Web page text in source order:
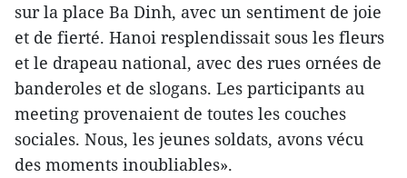
sur la place Ba Dinh, avec un sentiment de joie
et de fierté. Hanoi resplendissait sous les fleurs
et le drapeau national, avec des rues ornées de
banderoles et de slogans. Les participants au
meeting provenaient de toutes les couches
sociales. Nous, les jeunes soldats, avons vécu
des moments inoubliables».